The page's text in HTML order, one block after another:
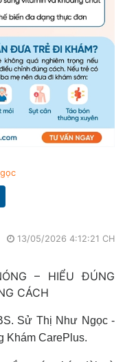
13/05/2026 4:12:21 CH
– HIỂU ĐÚNG
CÁCH
Sử Thị Như Ngọc -
Khám CarePlus.